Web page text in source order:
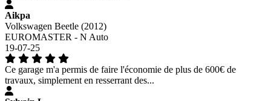
Aikpa
Volkswagen Beetle (2012)
EUROMASTER - N Auto
19-07-25
Ce garage m'a permis de faire l'économie de plus de 600€ de
travaux, simplement en resserrant des...